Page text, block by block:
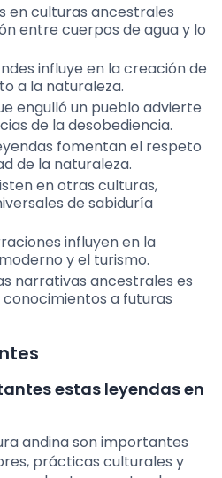
en culturas ancestrales
entre cuerpos de agua y lo
influye en la creación de
a la naturaleza.
engulló un pueblo advierte
de la desobediencia.
fomentan el respeto
de la naturaleza.
en otras culturas,
de sabiduría
influyen en la
y el turismo.
narrativas ancestrales es
a futuras
estas leyendas en
andina son importantes
prácticas culturales y